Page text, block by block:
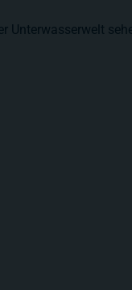
Unterwasserwelt